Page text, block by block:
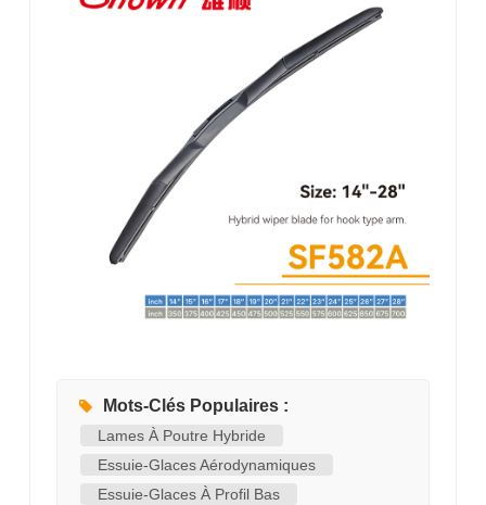
Mots-Clés Populaires :
Lames À Poutre Hybride
Essuie-Glaces Aérodynamiques
Essuie-Glaces À Profil Bas